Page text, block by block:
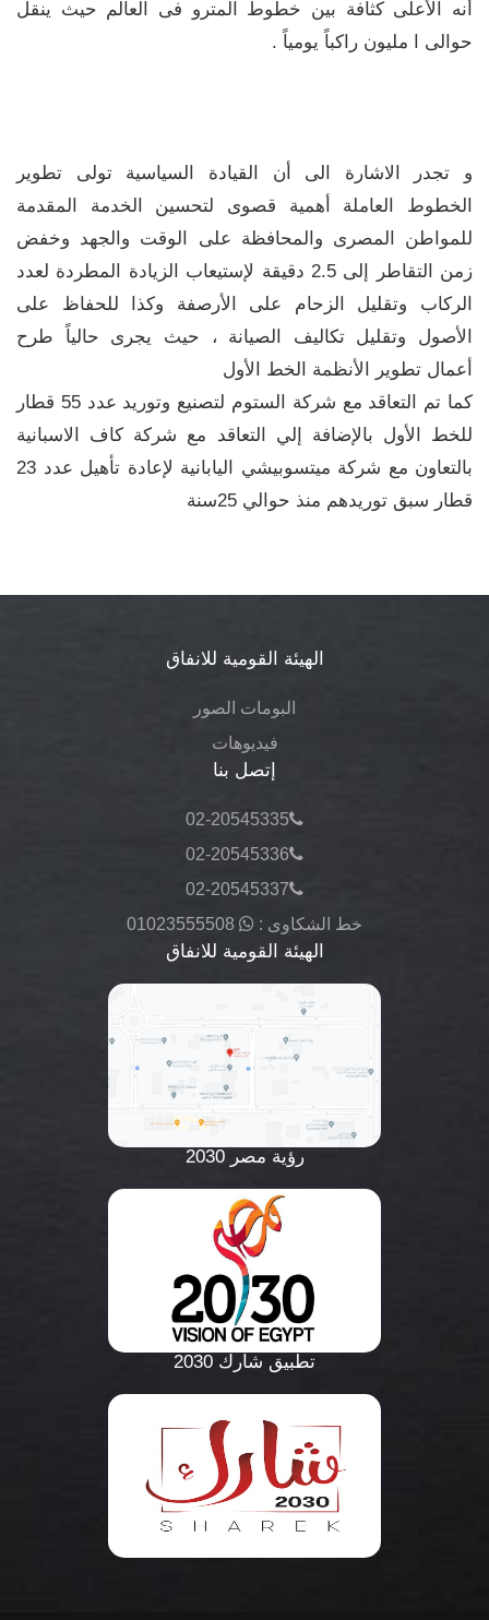
أنه الأعلى كثافة بين خطوط المترو فى العالم حيث ينقل
حوالى ا مليون راكباً يومياً .
و تجدر الاشارة الى أن القيادة السياسية تولى تطوير
الخطوط العاملة أهمية قصوى لتحسين الخدمة المقدمة
للمواطن المصرى والمحافظة على الوقت والجهد وخفض
زمن التقاطر إلى 2.5 دقيقة لإستيعاب الزيادة المطردة لعدد
الركاب وتقليل الزحام على الأرصفة وكذا للحفاظ على
الأصول وتقليل تكاليف الصيانة ، حيث يجرى حالياً طرح
أعمال تطوير الأنظمة الخط الأول
كما تم التعاقد مع شركة الستوم لتصنيع وتوريد عدد 55 قطار
للخط الأول بالإضافة إلي التعاقد مع شركة كاف الاسبانية
بالتعاون مع شركة ميتسوبيشي اليابانية لإعادة تأهيل عدد 23
قطار سبق توريدهم منذ حوالي 25سنة
الهيئة القومية للانفاق
البومات الصور
فيديوهات
إتصل بنا
02-20545335
02-20545336
02-20545337
خط الشكاوى :
01023555508
الهيئة القومية للانفاق
رؤية مصر 2030
تطبيق شارك 2030